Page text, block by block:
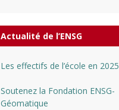
Actualité de l’ENSG
Les effectifs de l’école en 2025
Soutenez la Fondation ENSG-
Géomatique